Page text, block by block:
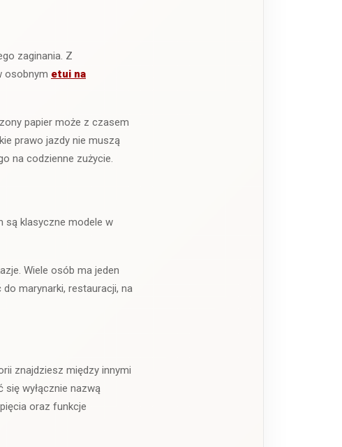
zaginania. Z
osobnym etui na
papier może z czasem
prawo jazdy nie muszą
na codzienne zużycie.
są klasyczne modele w
Wiele osób ma jeden
marynarki, restauracji, na
znajdziesz między innymi
się wyłącznie nazwą
oraz funkcje